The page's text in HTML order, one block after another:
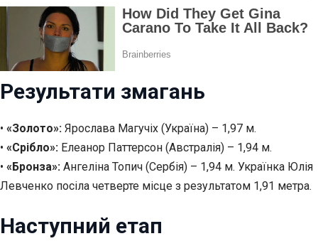
Результати змагань
• «Золото»: Ярослава Магучіх (Україна) – 1,97 м.
• «Срібло»: Елеанор Паттерсон (Австралія) – 1,94 м.
• «Бронза»: Ангеліна Топич (Сербія) – 1,94 м. Українка Юлія
Левченко посіла четверте місце з результатом 1,91 метра.
Наступний етап